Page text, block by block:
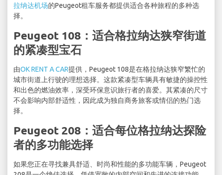
拉纳达机场的Peugeot租车服务都提供适合各种旅程的多种选
择。
Peugeot 108：适合格拉纳达狭窄街道
的紧凑型宝石
由OK RENT A CAR提供，Peugeot 108是在格拉纳达狭窄繁忙的
城市街道上行驶的理想选择。这款紧凑型车辆具有敏捷的操控性
和出色的燃油效率，深受环保意识旅行者的喜爱。其紧凑的尺寸
不会影响内部舒适性，因此成为独自商务旅客或情侣的热门选
择。
Peugeot 208：适合每位格拉纳达探险
者的多功能选择
如果您正在寻找兼具舒适、时尚和性能的多功能车辆，Peugeot